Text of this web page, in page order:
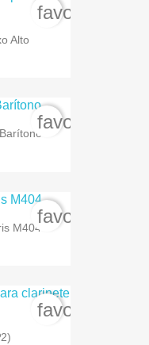
Alto
M404